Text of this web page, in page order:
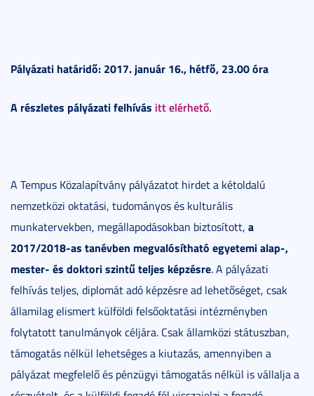
Pályázati határidő: 2017. január 16., hétfő, 23.00 óra
A részletes pályázati felhívás itt elérhető.
A Tempus Közalapítvány pályázatot hirdet a kétoldalú
nemzetközi oktatási, tudományos és kulturális
munkatervekben, megállapodásokban biztosított, a
2017/2018-as tanévben megvalósítható egyetemi alap-,
mester- és doktori szintű teljes képzésre. A pályázati
felhívás teljes, diplomát adó képzésre ad lehetőséget, csak
államilag elismert külföldi felsőoktatási intézményben
folytatott tanulmányok céljára. Csak államközi státuszban,
támogatás nélkül lehetséges a kiutazás, amennyiben a
pályázat megfelelő és pénzügyi támogatás nélkül is vállalja a